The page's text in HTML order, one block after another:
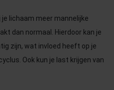
je lichaam meer mannelijke
dan normaal. Hierdoor kan je
zijn, wat invloed heeft op je
Ook kun je last krijgen van